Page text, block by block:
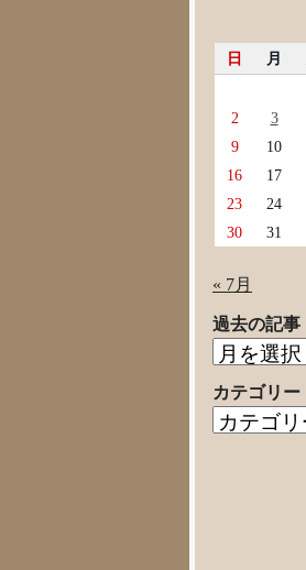
日 月
2
3
9
10
16
17
23
24
30
31
« 7月
過去の記事
過
の
記
カテゴリー
カ